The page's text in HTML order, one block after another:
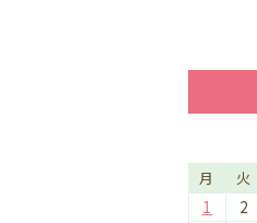
月 火
1 2